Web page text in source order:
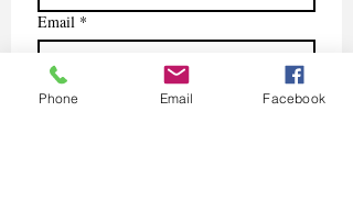
Email *
Soumettre
Phone Email Facebook